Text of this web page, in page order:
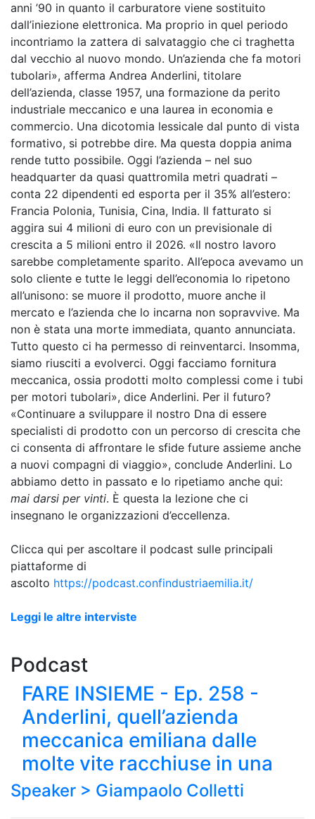
anni ’90 in quanto il carburatore viene sostituito
dall’iniezione elettronica. Ma proprio in quel periodo
incontriamo la zattera di salvataggio che ci traghetta
dal vecchio al nuovo mondo. Un’azienda che fa motori
tubolari», afferma Andrea Anderlini, titolare
dell’azienda, classe 1957, una formazione da perito
industriale meccanico e una laurea in economia e
commercio. Una dicotomia lessicale dal punto di vista
formativo, si potrebbe dire. Ma questa doppia anima
rende tutto possibile. Oggi l’azienda – nel suo
headquarter da quasi quattromila metri quadrati –
conta 22 dipendenti ed esporta per il 35% all’estero:
Francia Polonia, Tunisia, Cina, India. Il fatturato si
aggira sui 4 milioni di euro con un previsionale di
crescita a 5 milioni entro il 2026. «Il nostro lavoro
sarebbe completamente sparito. All’epoca avevamo un
solo cliente e tutte le leggi dell’economia lo ripetono
all’unisono: se muore il prodotto, muore anche il
mercato e l’azienda che lo incarna non sopravvive. Ma
non è stata una morte immediata, quanto annunciata.
Tutto questo ci ha permesso di reinventarci. Insomma,
siamo riusciti a evolverci. Oggi facciamo fornitura
meccanica, ossia prodotti molto complessi come i tubi
per motori tubolari», dice Anderlini. Per il futuro?
«Continuare a sviluppare il nostro Dna di essere
specialisti di prodotto con un percorso di crescita che
ci consenta di affrontare le sfide future assieme anche
a nuovi compagni di viaggio», conclude Anderlini. Lo
abbiamo detto in passato e lo ripetiamo anche qui:
mai darsi per vinti. È questa la lezione che ci
insegnano le organizzazioni d’eccellenza.
Clicca qui per ascoltare il podcast sulle principali
piattaforme di
ascolto https://podcast.confindustriaemilia.it/
Leggi le altre interviste
Podcast
FARE INSIEME - Ep. 258 -
Anderlini, quell’azienda
meccanica emiliana dalle
molte vite racchiuse in una
Speaker > Giampaolo Colletti